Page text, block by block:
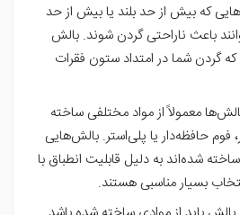
که بیش از حد بلند یا بیش از حد
باعث ناراحتی گردن شوند. بالش
که گردن شما در امتداد ستون فقرات
معمولاً از مواد مختلفی ساخته
فوم حافظه‌دار یا پلی‌استر. بالش‌هایی
شده‌اند به دلیل قابلیت انطباق با
بسیار مناسبی هستند.